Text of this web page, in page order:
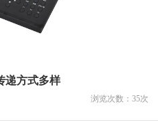
递方式多样
浏览次数： 35次